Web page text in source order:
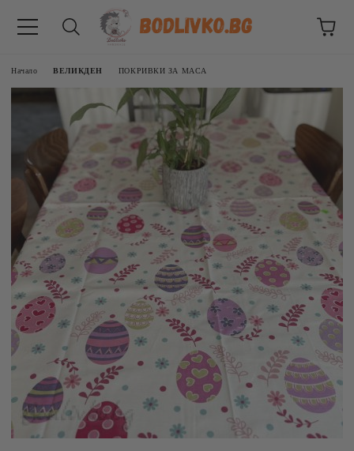
Начало ВЕЛИКДЕН ПОКРИВКИ ЗА МАСА